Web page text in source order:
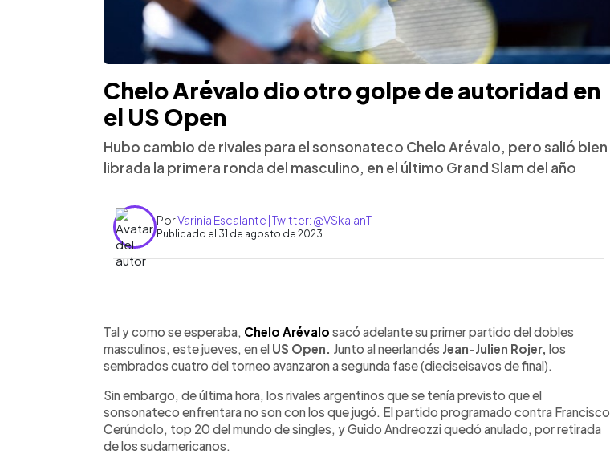
Chelo Arévalo dio otro golpe de autoridad en
el US Open
Hubo cambio de rivales para el sonsonateco Chelo Arévalo, pero salió bien
librada la primera ronda del masculino, en el último Grand Slam del año
PorVarinia Escalante | Twitter: @VSkalanT
Publicado el 31 de agosto de 2023
Escuchar artículo
Tal y como se esperaba, Chelo Arévalo sacó adelante su primer partido del dobles
masculinos, este jueves, en el US Open. Junto al neerlandés Jean-Julien Rojer, los
sembrados cuatro del torneo avanzaron a segunda fase (dieciseisavos de final).
Sin embargo, de última hora, los rivales argentinos que se tenía previsto que el
sonsonateco enfrentara no son con los que jugó. El partido programado contra Francisco
Cerúndolo, top 20 del mundo de singles, y Guido Andreozzi quedó anulado, por retirada
de los sudamericanos.